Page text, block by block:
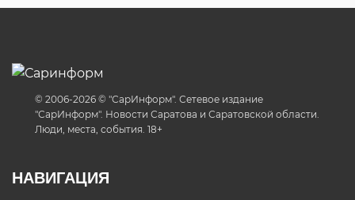
© 2006-2026 © "СарИнформ". Сетевое издание
"СарИнформ". Новости Саратова и Саратовской области.
Люди, места, события. 18+
НАВИГАЦИЯ